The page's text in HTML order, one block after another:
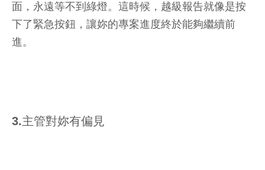
面，永遠等不到綠燈。這時候，越級報告就像是按
下了緊急按鈕，讓妳的專案進度終於能夠繼續前
進。
3.主管對妳有偏見